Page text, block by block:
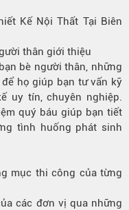
Kế Nội Thất Tại Biên
thân giới thiệu
bè người thân, những
họ giúp bạn tư vấn kỹ
uy tín, chuyên nghiệp.
quý báu giúp bạn tiết
tình huống phát sinh
mục thi công của từng
các đơn vị qua những